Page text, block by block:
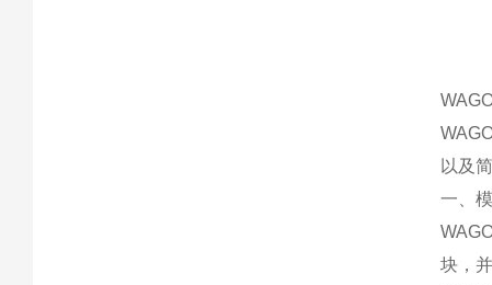
以及
一、
块，